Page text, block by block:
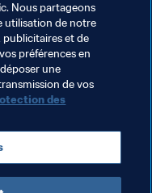
se rendra cet été
Coupe des
entamer sa
et d'espoir.
UEFA
Nous partageons
utilisation de notre
publicitaires et de
préférences en
une
de vos
des